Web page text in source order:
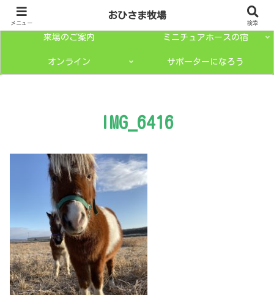
ミニチュアホースとは？
来場のご案内 ミニチュアホースの宿
オンライン サポーターになろう
IMG_6416
メニュー
おひさま牧場
検索